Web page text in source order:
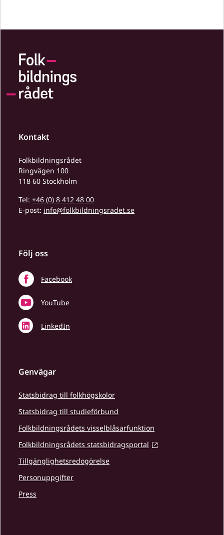
Kontakt
Folkbildningsrådet
Ringvägen 100
118 60 Stockholm
Tel: +46 (0) 8 412 48 00
E-post: info@folkbildningsradet.se
Följ oss
Facebook
YouTube
LinkedIn
Genvägar
Statsbidrag till folkhögskolor
Statsbidrag till studieförbund
Folkbildningsrådets visselblåsarfunktion
Folkbildningsrådets statsbidragsportal
Tillgänglighetsredogörelse
Personuppgifter
Press